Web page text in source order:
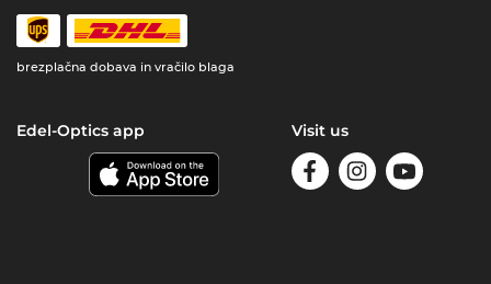
brezplačna dobava in vračilo blaga
Edel-Optics app Visit us